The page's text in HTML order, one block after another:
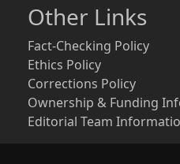
Other Links
Fact-Checking Policy
Ethics Policy
Corrections Policy
Ownership & Funding
Editorial Team